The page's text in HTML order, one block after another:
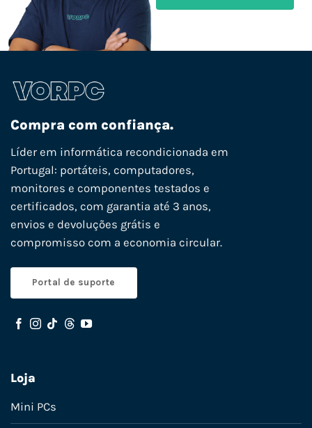
Compra com confiança.
Líder em informática recondicionada em
Portugal: portáteis, computadores,
monitores e componentes testados e
certificados, com garantia até 3 anos,
envios e devoluções grátis e
compromisso com a economia circular.
Portal de suporte
Loja
Mini PCs